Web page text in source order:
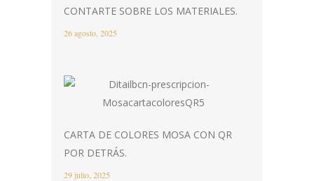
CONTARTE SOBRE LOS MATERIALES.
26 agosto, 2025
CARTA DE COLORES MOSA CON QR
POR DETRÁS.
29 julio, 2025